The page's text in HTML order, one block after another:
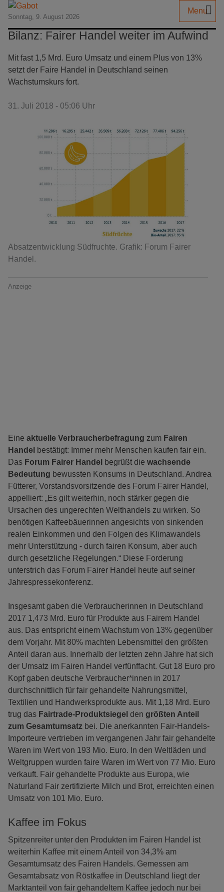
Sonntag, 9. August 2026
Menu
Bilanz: Fairer Handel weiter im Aufwind
Mit fast 1,5 Mrd. Euro Umsatz und einem Plus von 13%
setzt der Faire Handel in Deutschland seinen
Wachstumskurs fort.
31. Juli 2018 - 05:06 Uhr
Absatzentwicklung Südfruchte. Grafik: Forum Fairer
Handel.
Anzeige
Eine aktuelle Verbraucherbefragung zum Fairen
Handel bestätigt: Immer mehr Menschen kaufen fair ein.
Das Forum Fairer Handel begrüßt die wachsende
Bedeutung bewussten Konsums in Deutschland. Andrea
Fütterer, Vorstandsvorsitzende des Forum Fairer Handel,
appelliert: „Es gilt weiterhin, noch stärker gegen die
Ursachen des ungerechten Welthandels zu wirken. So
benötigen Kaffeebäuerinnen angesichts von sinkenden
realen Einkommen und den Folgen des Klimawandels
mehr Unterstützung - durch fairen Konsum, aber auch
durch gesetzliche Regelungen.“ Diese Forderung
unterstrich das Forum Fairer Handel heute auf seiner
Jahrespressekonferenz.
Insgesamt gaben die Verbraucherinnen in Deutschland
2017 1,473 Mrd. Euro für Produkte aus Fairem Handel
aus. Das entspricht einem Wachstum von 13% gegenüber
dem Vorjahr. Mit 80% machten Lebensmittel den größten
Anteil daran aus. Innerhalb der letzten zehn Jahre hat sich
der Umsatz im Fairen Handel verfünffacht. Gut 18 Euro pro
Kopf gaben deutsche Verbraucher*innen in 2017
durchschnittlich für fair gehandelte Nahrungsmittel,
Textilien und Handwerksprodukte aus. Mit 1,18 Mrd. Euro
trug das Fairtrade-Produktsiegel den größten Anteil
zum Gesamtumsatz bei. Die anerkannten Fair-Handels-
Importeure vertrieben im vergangenen Jahr fair gehandelte
Waren im Wert von 193 Mio. Euro. In den Weltläden und
Weltgruppen wurden faire Waren im Wert von 77 Mio. Euro
verkauft. Fair gehandelte Produkte aus Europa, wie
Naturland Fair zertifizierte Milch und Brot, erreichten einen
Umsatz von 101 Mio. Euro.
Kaffee im Fokus
Spitzenreiter unter den Produkten im Fairen Handel ist
weiterhin Kaffee mit einem Anteil von 34,3% am
Gesamtumsatz des Fairen Handels. Gemessen am
Gesamtabsatz von Röstkaffee in Deutschland liegt der
Marktanteil von fair gehandeltem Kaffee jedoch nur bei